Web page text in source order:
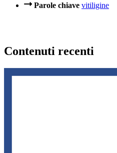
Parole chiave vitiligine
Contenuti recenti